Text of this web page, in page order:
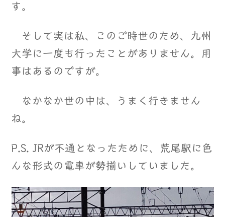
す。
そして実は私、このご時世のため、九州
大学に一度も行ったことがありません。用
事はあるのですが。
なかなか世の中は、うまく行きません
ね。
P.S. JRが不通となったために、荒尾駅に色
んな形式の電車が勢揃いしていました。